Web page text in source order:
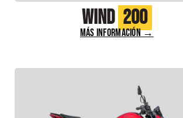
Wind 200
MÁS INFORMACIÓN →